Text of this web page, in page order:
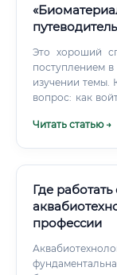
Это хороший
поступлением
изучении темы.
вопрос: как
Читать статью →
Где
профессии